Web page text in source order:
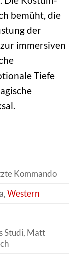
bemüht, die
der
immersiven
Tiefe
Kommando
Western
Studi, Matt